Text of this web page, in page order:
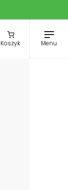
Koszyk Menu